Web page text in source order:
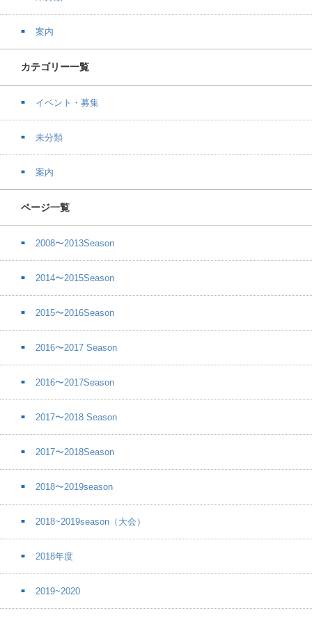
案内
カテゴリー一覧
イベント・募集
未分類
案内
ページ一覧
2008〜2013Season
2014〜2015Season
2015〜2016Season
2016〜2017 Season
2016〜2017Season
2017〜2018 Season
2017〜2018Season
2018〜2019season
2018~2019season（大会）
2018年度
2019~2020